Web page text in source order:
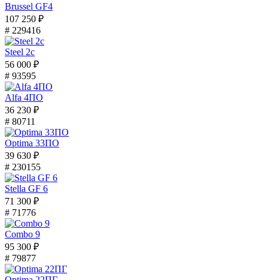
Brussel GF4
107 250 ₽
# 229416
Steel 2с
56 000 ₽
# 93595
Alfa 4ПО
36 230 ₽
# 80711
Optima 33ПО
39 630 ₽
# 230155
Stella GF 6
71 300 ₽
# 71776
Combo 9
95 300 ₽
# 79877